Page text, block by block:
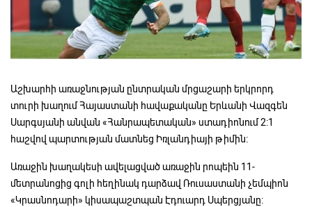
Աշխարհի առաջնության ընտրական մրցաշարի երկրորդ
տուրի խաղում Հայաստանի հավաքականը Երևանի Վազգեն
Սարգսյանի անվան «Հանրապետական» ստադիոնում 2:1
հաշվով պարտության մատնեց Իռլանդիայի թիմին։
Առաջին խաղակեսի ավելացված առաջին րոպեին 11-
մետրանոցից գոլի հեղինակ դարձավ Ռուսաստանի չեմպիոն
«Կրասնոդարի» կիսապաշտպան Էդուարդ Սպերցյանը։